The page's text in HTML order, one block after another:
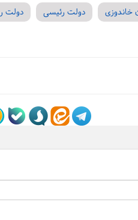
خاندوزی دولت رئیسی
دولت